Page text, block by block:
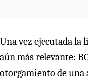
Una vez ejecutada la
aún más relevante:
otorgamiento de una